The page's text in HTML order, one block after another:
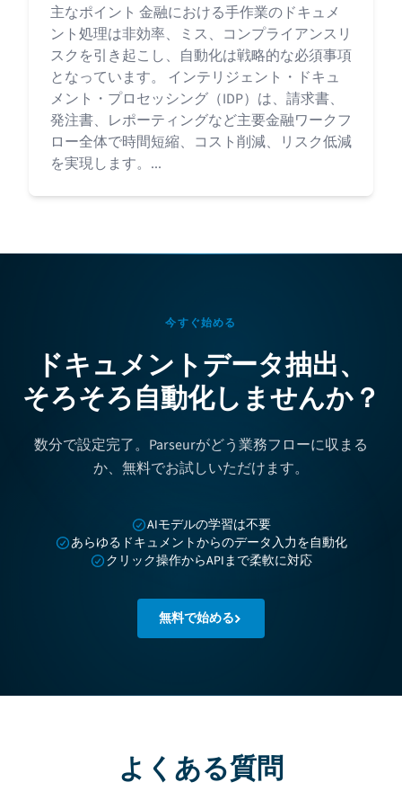
主なポイント 金融における手作業のドキュメ
ント処理は非効率、ミス、コンプライアンスリ
スクを引き起こし、自動化は戦略的な必須事項
となっています。 インテリジェント・ドキュ
メント・プロセッシング（IDP）は、請求書、
発注書、レポーティングなど主要金融ワークフ
ロー全体で時間短縮、コスト削減、リスク低減
を実現します。...
今すぐ始める
ドキュメントデータ抽出、
そろそろ自動化しませんか？
数分で設定完了。Parseurがどう業務フローに収まる
か、無料でお試しいただけます。
AIモデルの学習は不要
あらゆるドキュメントからのデータ入力を自動化
クリック操作からAPIまで柔軟に対応
無料で始める
よくある質問